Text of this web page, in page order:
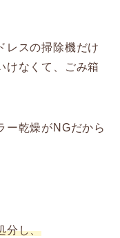
レスの掃除機だけ
けなくて、ごみ箱
ー乾燥がNGだから
分し、